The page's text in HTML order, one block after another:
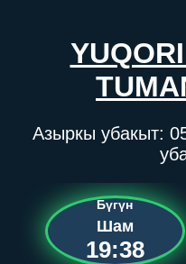
Азыркы убакыт:
Бүгүн
Шам
19:38